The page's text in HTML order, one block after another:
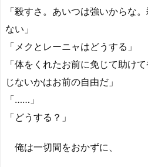
「殺すさ。あいつは強いからな
ない」
「メクとレーニャはどうする」
「体をくれたお前に免じて助け
じないかはお前の自由だ」
「……」
「どうする？」
俺は一切間をおかずに、